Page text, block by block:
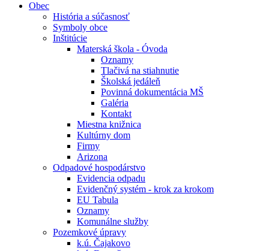
Obec
História a súčasnosť
Symboly obce
Inštitúcie
Materská škola - Óvoda
Oznamy
Tlačivá na stiahnutie
Školská jedáleň
Povinná dokumentácia MŠ
Galéria
Kontakt
Miestna knižnica
Kultúrny dom
Firmy
Arizona
Odpadové hospodárstvo
Evidencia odpadu
Evidenčný systém - krok za krokom
EU Tabula
Oznamy
Komunálne služby
Pozemkové úpravy
k.ú. Čajakovo